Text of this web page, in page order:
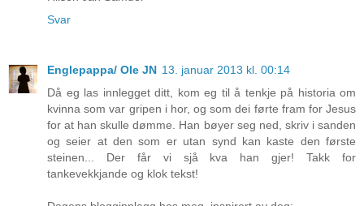
Svar
Englepappa/ Ole JN 13. januar 2013 kl. 00:14
Då eg las innlegget ditt, kom eg til å tenkje på historia om
kvinna som var gripen i hor, og som dei førte fram for Jesus
for at han skulle dømme. Han bøyer seg ned, skriv i sanden
og seier at den som er utan synd kan kaste den første
steinen... Der får vi sjå kva han gjer! Takk for
tankevekkjande og klok tekst!